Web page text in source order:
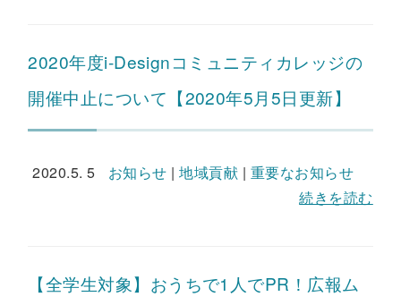
2020年度i-Designコミュニティカレッジの
開催中止について【2020年5月5日更新】
2020.5. 5 お知らせ |地域貢献 | 重要なお知らせ
続きを読む
【全学生対象】おうちで1人でPR！広報ム